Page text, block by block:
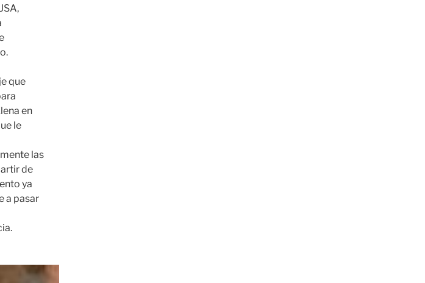
que
en
le
las
de
ya
a pasar